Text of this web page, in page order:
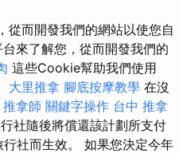
而開發我們的網站以使您自
來了解您，從而開發我們的
這些Cookie幫助我們使用
大里推拿 腳底按摩教學 在沒
推拿師 關鍵字操作 台中 推拿
社隨後將償還該計劃所支付
社而生效。 如果您決定今年